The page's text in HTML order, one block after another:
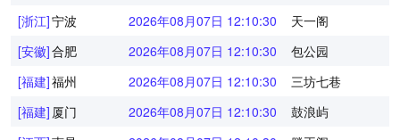
[浙江]宁波 2026年08月07日 12:10:30
天一阁
[安徽]合肥 2026年08月07日 12:10:30
包公园
[福建]福州 2026年08月07日 12:10:30
三坊七巷
[福建] 厦门 2026年08月07日 12:10:30
鼓浪屿